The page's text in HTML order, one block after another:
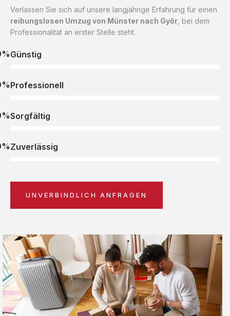
Verlassen Sie sich auf unsere langjährige Erfahrung für einen
reibungslosen Umzug von Münster nach Győr , bei dem
Professionalität an erster Stelle steht.
Günstig
Professionell
Sorgfältig
Zuverlässig
UNVERBINDLICH ANFRAGEN